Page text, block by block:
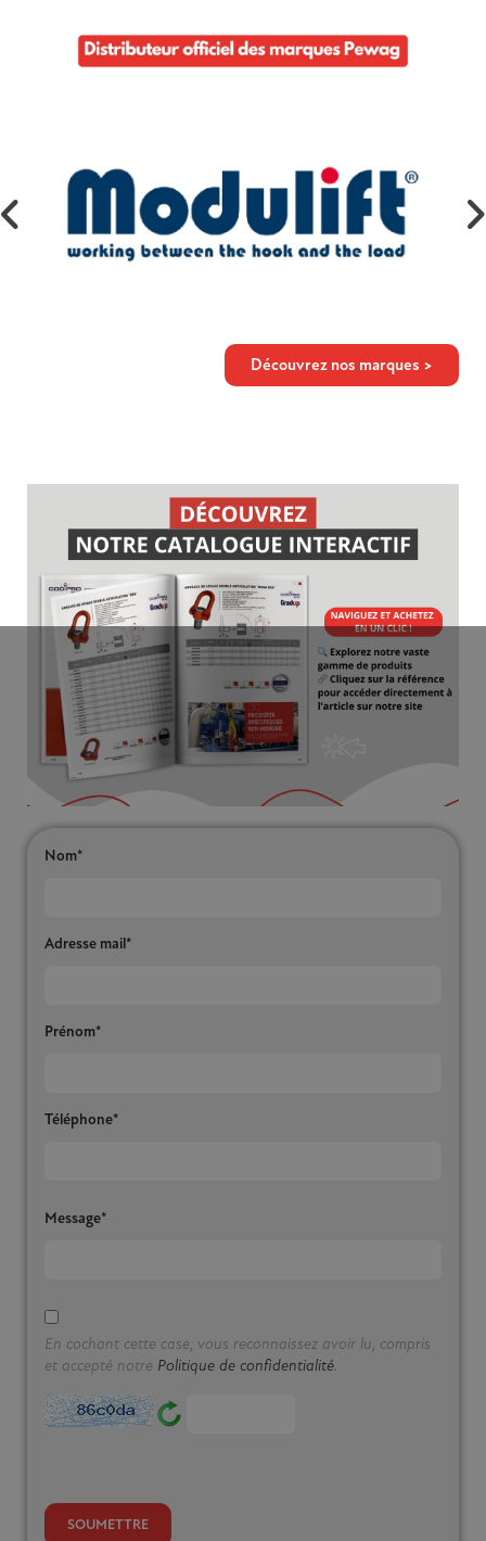
Découvrez nos marques >
Nom*
Adresse mail*
Prénom*
Téléphone*
Message*
En cochant cette case, vous reconnaissez avoir lu, compris
et accepté notre Politique de confidentialité.